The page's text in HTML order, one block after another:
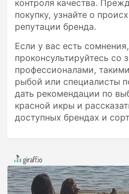
контроля качества.
покупку, узнайте о
репутации бренда.
Если у вас есть сомнения,
проконсультируйтесь со
профессионалами,
рыбой или специалисты
дать рекомендации по
красной икры и
доступных брендах и